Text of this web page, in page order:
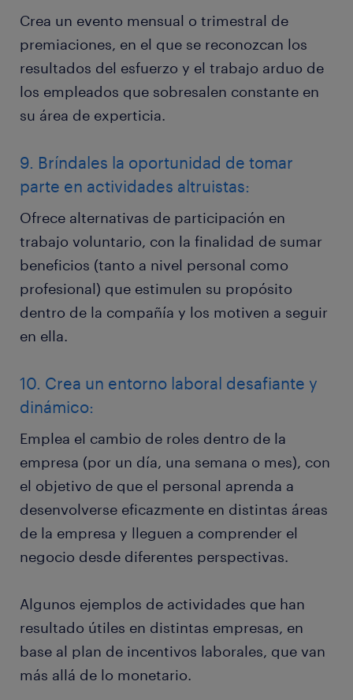
Crea un evento mensual o trimestral de
premiaciones, en el que se reconozcan los
resultados del esfuerzo y el trabajo arduo de
los empleados que sobresalen constante en
su área de experticia.
9. Bríndales la oportunidad de tomar
parte en actividades altruistas:
Ofrece alternativas de participación en
trabajo voluntario, con la finalidad de sumar
beneficios (tanto a nivel personal como
profesional) que estimulen su propósito
dentro de la compañía y los motiven a seguir
en ella.
10. Crea un entorno laboral desafiante y
dinámico:
Emplea el cambio de roles dentro de la
empresa (por un día, una semana o mes), con
el objetivo de que el personal aprenda a
desenvolverse eficazmente en distintas áreas
de la empresa y lleguen a comprender el
negocio desde diferentes perspectivas.
Algunos ejemplos de actividades que han
resultado útiles en distintas empresas, en
base al plan de incentivos laborales, que van
más allá de lo monetario.